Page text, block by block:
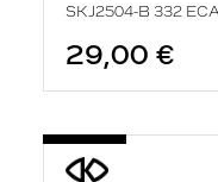
SKJ2504-B 332
29,00 €